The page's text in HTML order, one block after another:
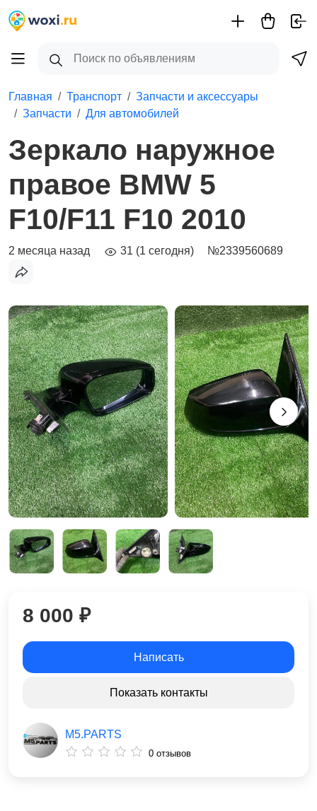
Главная Транспорт
Запчасти и аксессуары
Запчасти
Для автомобилей
Зеркало наружное
правое BMW 5
F10/F11 F10 2010
2 месяца назад 31 (1 сегодня) №2339560689
8 000 ₽
Написать
Показать контакты
M5.PARTS
0 отзывов